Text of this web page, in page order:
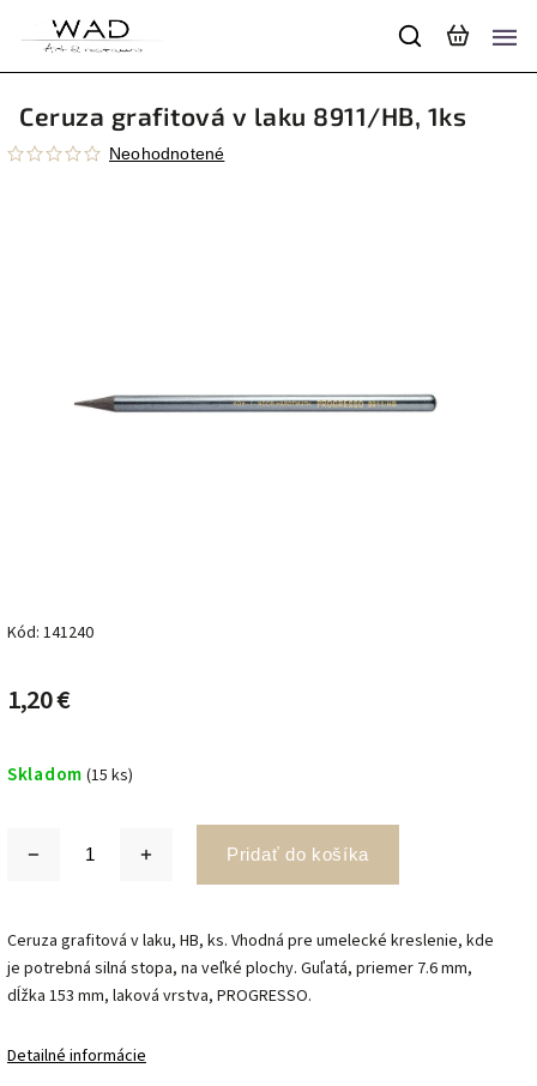
Ceruza grafitová v laku 8911/HB, 1ks
Neohodnotené
Kód: 141240
1,20 €
Skladom (15 ks)
Pridať do košíka
Ceruza grafitová v laku, HB, ks. Vhodná pre umelecké kreslenie, kde
je potrebná silná stopa, na veľké plochy. Guľatá, priemer 7.6 mm,
dĺžka 153 mm, laková vrstva, PROGRESSO.
Detailné informácie